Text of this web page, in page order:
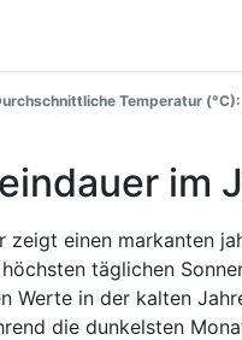
Temperatur (°C):
im
zeigt einen markanten
täglichen
Werte in der kalten
die dunkelsten